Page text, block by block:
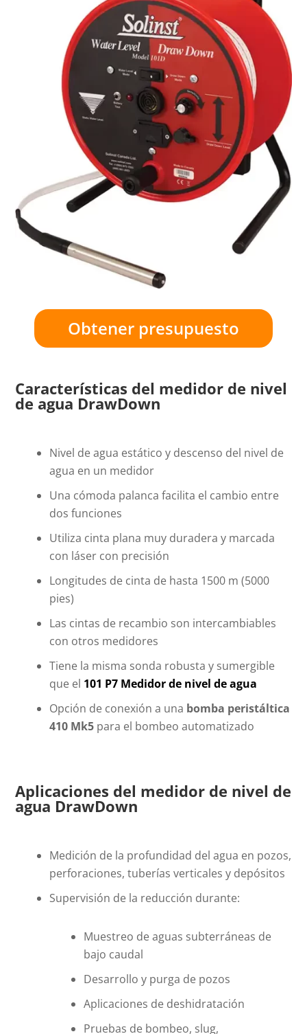
Obtener presupuesto
Características del medidor de nivel
de agua DrawDown
Nivel de agua estático y descenso del nivel de
agua en un medidor
Una cómoda palanca facilita el cambio entre
dos funciones
Utiliza cinta plana muy duradera y marcada
con láser con precisión
Longitudes de cinta de hasta 1500 m (5000
pies)
Las cintas de recambio son intercambiables
con otros medidores
Tiene la misma sonda robusta y sumergible
que el 101 P7 Medidor de nivel de agua
Opción de conexión a una bomba peristáltica
410 Mk5 para el bombeo automatizado
Aplicaciones del medidor de nivel de
agua DrawDown
Medición de la profundidad del agua en pozos,
perforaciones, tuberías verticales y depósitos
Supervisión de la reducción durante:
Muestreo de aguas subterráneas de
bajo caudal
Desarrollo y purga de pozos
Aplicaciones de deshidratación
Pruebas de bombeo, slug,